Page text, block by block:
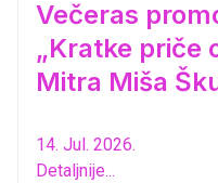
Večeras
„Kratke priče
Mitra Miša
14. Jul. 2026.
Detaljnije...